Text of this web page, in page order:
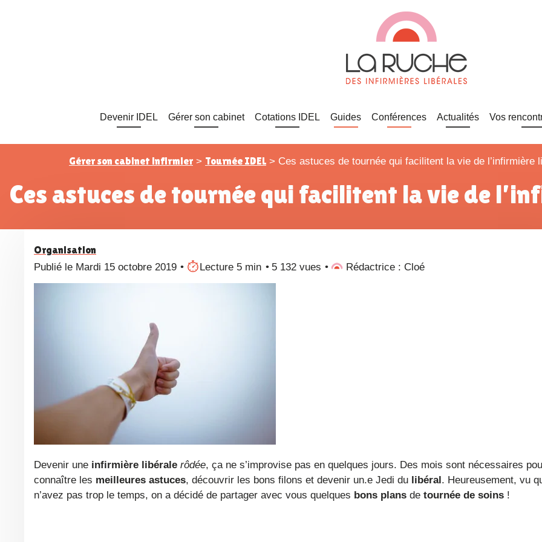
Devenir IDEL Gérer son cabinet Cotations IDEL Guides Conférences Actualités Vos
Gérer son cabinet infirmier > Tournée IDEL > Ces astuces de tournée qui facilitent la vie de l’infirmière
Ces astuces de tournée qui facilitent la vie de
Organisation
Publié le Mardi 15 octobre 2019 Lecture 5 min 5 132 vues Rédactrice : Cloé
Devenir une infirmière libérale rôdée, ça ne s’improvise pas en quelques jours. Des mois sont nécessaires
connaître les meilleures astuces, découvrir les bons filons et devenir un.e Jedi du libéral. Heureusement, vu
n’avez pas trop le temps, on a décidé de partager avec vous quelques bons plans de tournée de soins !